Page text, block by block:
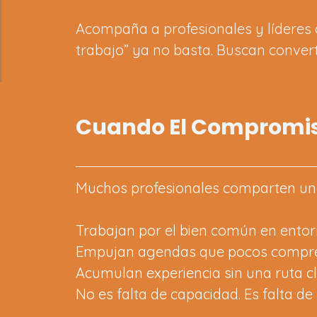
Acompaña a profesionales y líderes
trabajo” ya no basta. Buscan
Cuando El
Muchos profesionales comparten
Trabajan por el bien común en
Empujan agendas que pocos
Acumulan experiencia sin una ruta
No es falta de capacidad. Es falta